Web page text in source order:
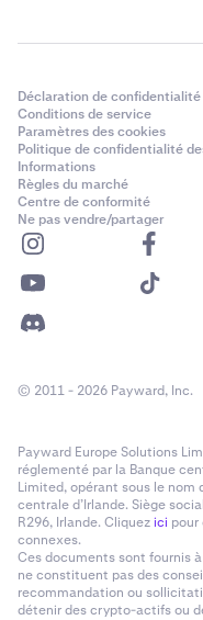
Déclaration de confidentialité
Conditions de service
Paramètres des cookies
Politique de confidentialité
Informations
Règles du marché
Centre de conformité
Ne pas vendre/partager
© 2011 - 2026 Payward, Inc.
Payward Europe Solutions
réglementé par la Banque
Limited, opérant sous le nom
centrale d’Irlande. Siège
R296, Irlande. Cliquezici
connexes.
Ces documents sont fournis
ne constituent pas des
recommandation ou
détenir des crypto-actifs ou